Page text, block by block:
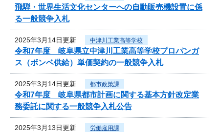
飛騨・世界生活文化センターへの自動販売機設置に係
る一般競争入札
2025年3月14日更新 中津川工業高等学校
令和7年度 岐阜県立中津川工業高等学校プロパンガ
ス（ボンベ供給）単価契約の一般競争入札
2025年3月14日更新 都市政策課
令和7年度 岐阜県都市計画に関する基本方針改定業
務委託に関する一般競争入札公告
2025年3月13日更新 労働雇用課